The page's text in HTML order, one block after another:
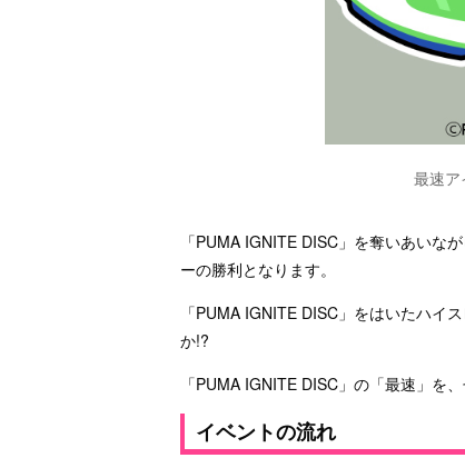
最速ア
「PUMA IGNITE DISC」を奪いあいな
ーの勝利となります。
「PUMA IGNITE DISC」をはいたハイ
か!?
「PUMA IGNITE DISC」の「最速」を
イベントの流れ